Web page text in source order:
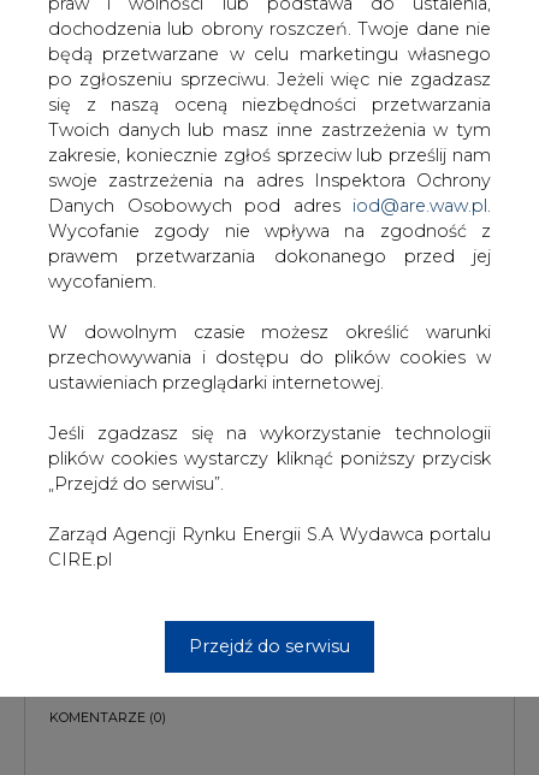
ustawieniach przeglądarki internetowej.
Jeśli zgadzasz się na wykorzystanie technologii
plików cookies wystarczy kliknąć poniższy przycisk
„Przejdź do serwisu”.
Zarząd Agencji Rynku Energii S.A Wydawca portalu
CIRE.pl
PODPIS
Przesłanie komentarza oznacza akceptację zasad korzystania z portalu
cire.pl
wyślij
KOMENTARZE (0)
Bądź na bieżąco
Podając adres e-mail wyrażają Państwo zgodę
na otrzymywanie treści marketingowych w